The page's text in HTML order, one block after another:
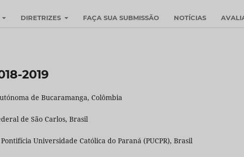
DIRETRIZES FAÇA SUA SUBMISSÃO NOTÍCIAS
2019
de Bucaramanga, Colômbia
de São Carlos, Brasil
Universidade Católica do Paraná (PUCPR), Brasil